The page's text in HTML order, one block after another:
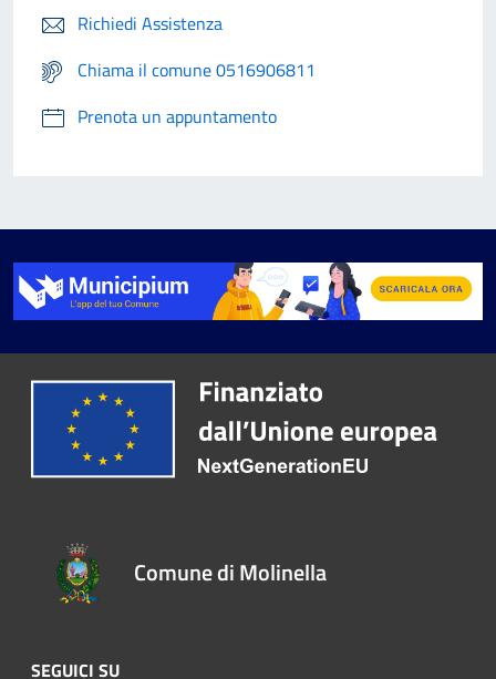
Richiedi Assistenza
Chiama il comune 0516906811
Prenota un appuntamento
Comune di Molinella
SEGUICI SU